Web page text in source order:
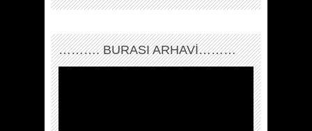
………. BURASI ARHAVİ………